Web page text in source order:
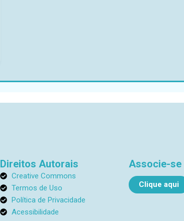
Direitos Autorais
Creative Commons
Termos de Uso
Política de Privacidade
Acessibilidade
Associe-se
Clique aqui